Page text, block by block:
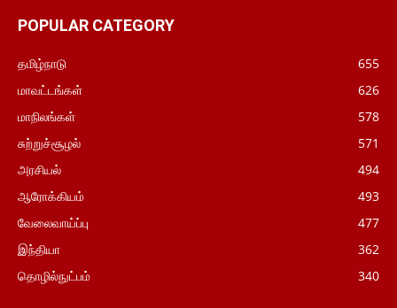
POPULAR CATEGORY
தமிழ்நாடு
655
மாவட்டங்கள்
626
மாநிலங்கள்
578
சுற்றுச்சூழல்
571
அரசியல்
494
ஆரோக்கியம்
493
வேலைவாய்ப்பு
477
இந்தியா
362
தொழில்நுட்பம்
340